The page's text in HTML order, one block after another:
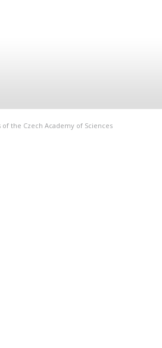
the Czech Academy of Sciences